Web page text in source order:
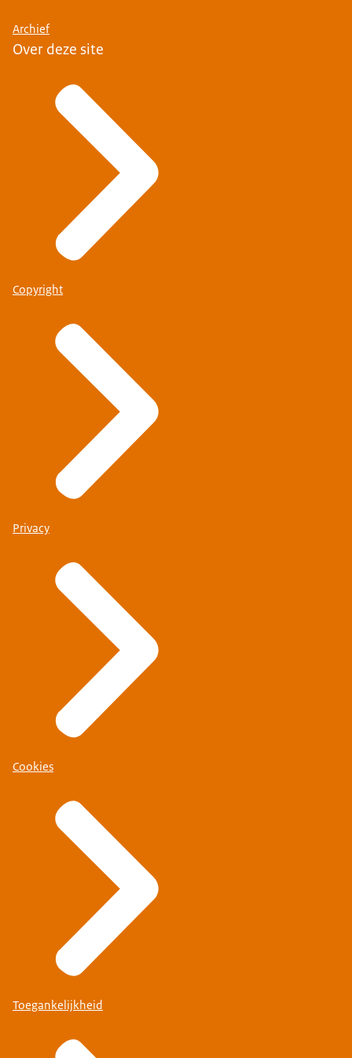
Archief
Over deze site
Copyright
Privacy
Cookies
Toegankelijkheid